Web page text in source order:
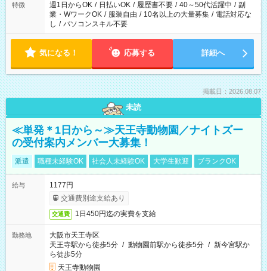
特徴 週1日からOK / 日払いOK / 履歴書不要 / 40～50代活躍中 / 副
業・WワークOK / 服装自由 / 10名以上の大量募集 / 電話対応な
し / パソコンスキル不要
気になる！ 応募する 詳細へ
掲載日：2026.08.07
未読
≪単発＊1日から～≫天王寺動物園／ナイトズー
の受付案内メンバー大募集！
派遣 職種未経験OK 社会人未経験OK 大学生歓迎 ブランクOK
給与
1177円
交通費別途支給あり
交通費 1日450円迄の実費を支給
勤務地
大阪市天王寺区
天王寺駅から徒歩5分 / 動物園前駅から徒歩5分 / 新今宮駅か
ら徒歩5分
天王寺動物園